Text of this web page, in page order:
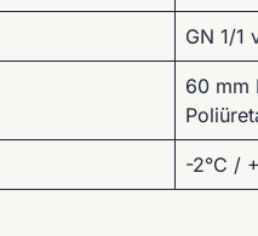
GN 1/1
60 mm
-2°C /